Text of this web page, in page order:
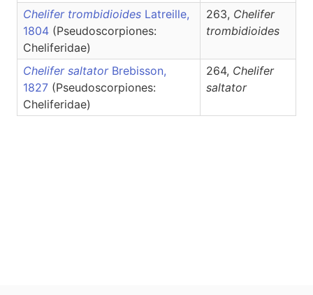
Chelifer trombidioides Latreille,
1804 (Pseudoscorpiones:
Cheliferidae)
263, Chelifer
trombidioides
Chelifer saltatorBrebisson,
1827 (Pseudoscorpiones:
Cheliferidae)
264, Chelifer
saltator